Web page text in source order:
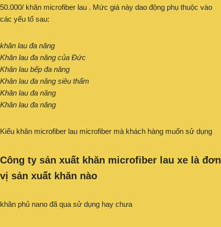
50.000/ khăn microfiber lau . Mức giá này dao động phụ thuộc vào
các yếu tố sau:
khăn lau đa năng
Khăn lau đa năng của Đức
Khăn lau bếp đa năng
Khăn lau đa năng siêu thấm
Khăn lau đa năng
Khăn lau đa năng
Kiểu khăn microfiber lau microfiber mà khách hàng muốn sử dụng
Công ty sản xuất khăn microfiber lau xe là đơn
vị sản xuất khăn nào
khăn phủ nano đã qua sử dụng hay chưa